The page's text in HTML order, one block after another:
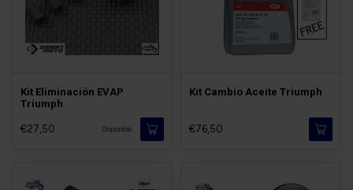
Kit Eliminación EVAP
Triumph
€27,50 Disponible
Kit Cambio Aceite Triumph
€76,50 -